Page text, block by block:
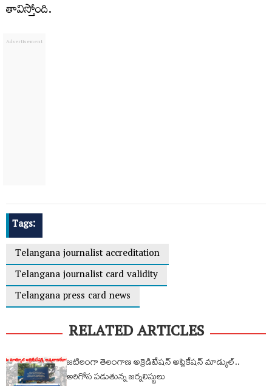
తావిస్తోంది.
Tags:
Telangana journalist accreditation
Telangana journalist card validity
Telangana press card news
RELATED ARTICLES
జటిలంగా తెలంగాణ అక్రెడిటేషన్ అప్లికేషన్ మాడ్యుల్..
అరిగోస పడుతున్న జర్నలిస్టులు